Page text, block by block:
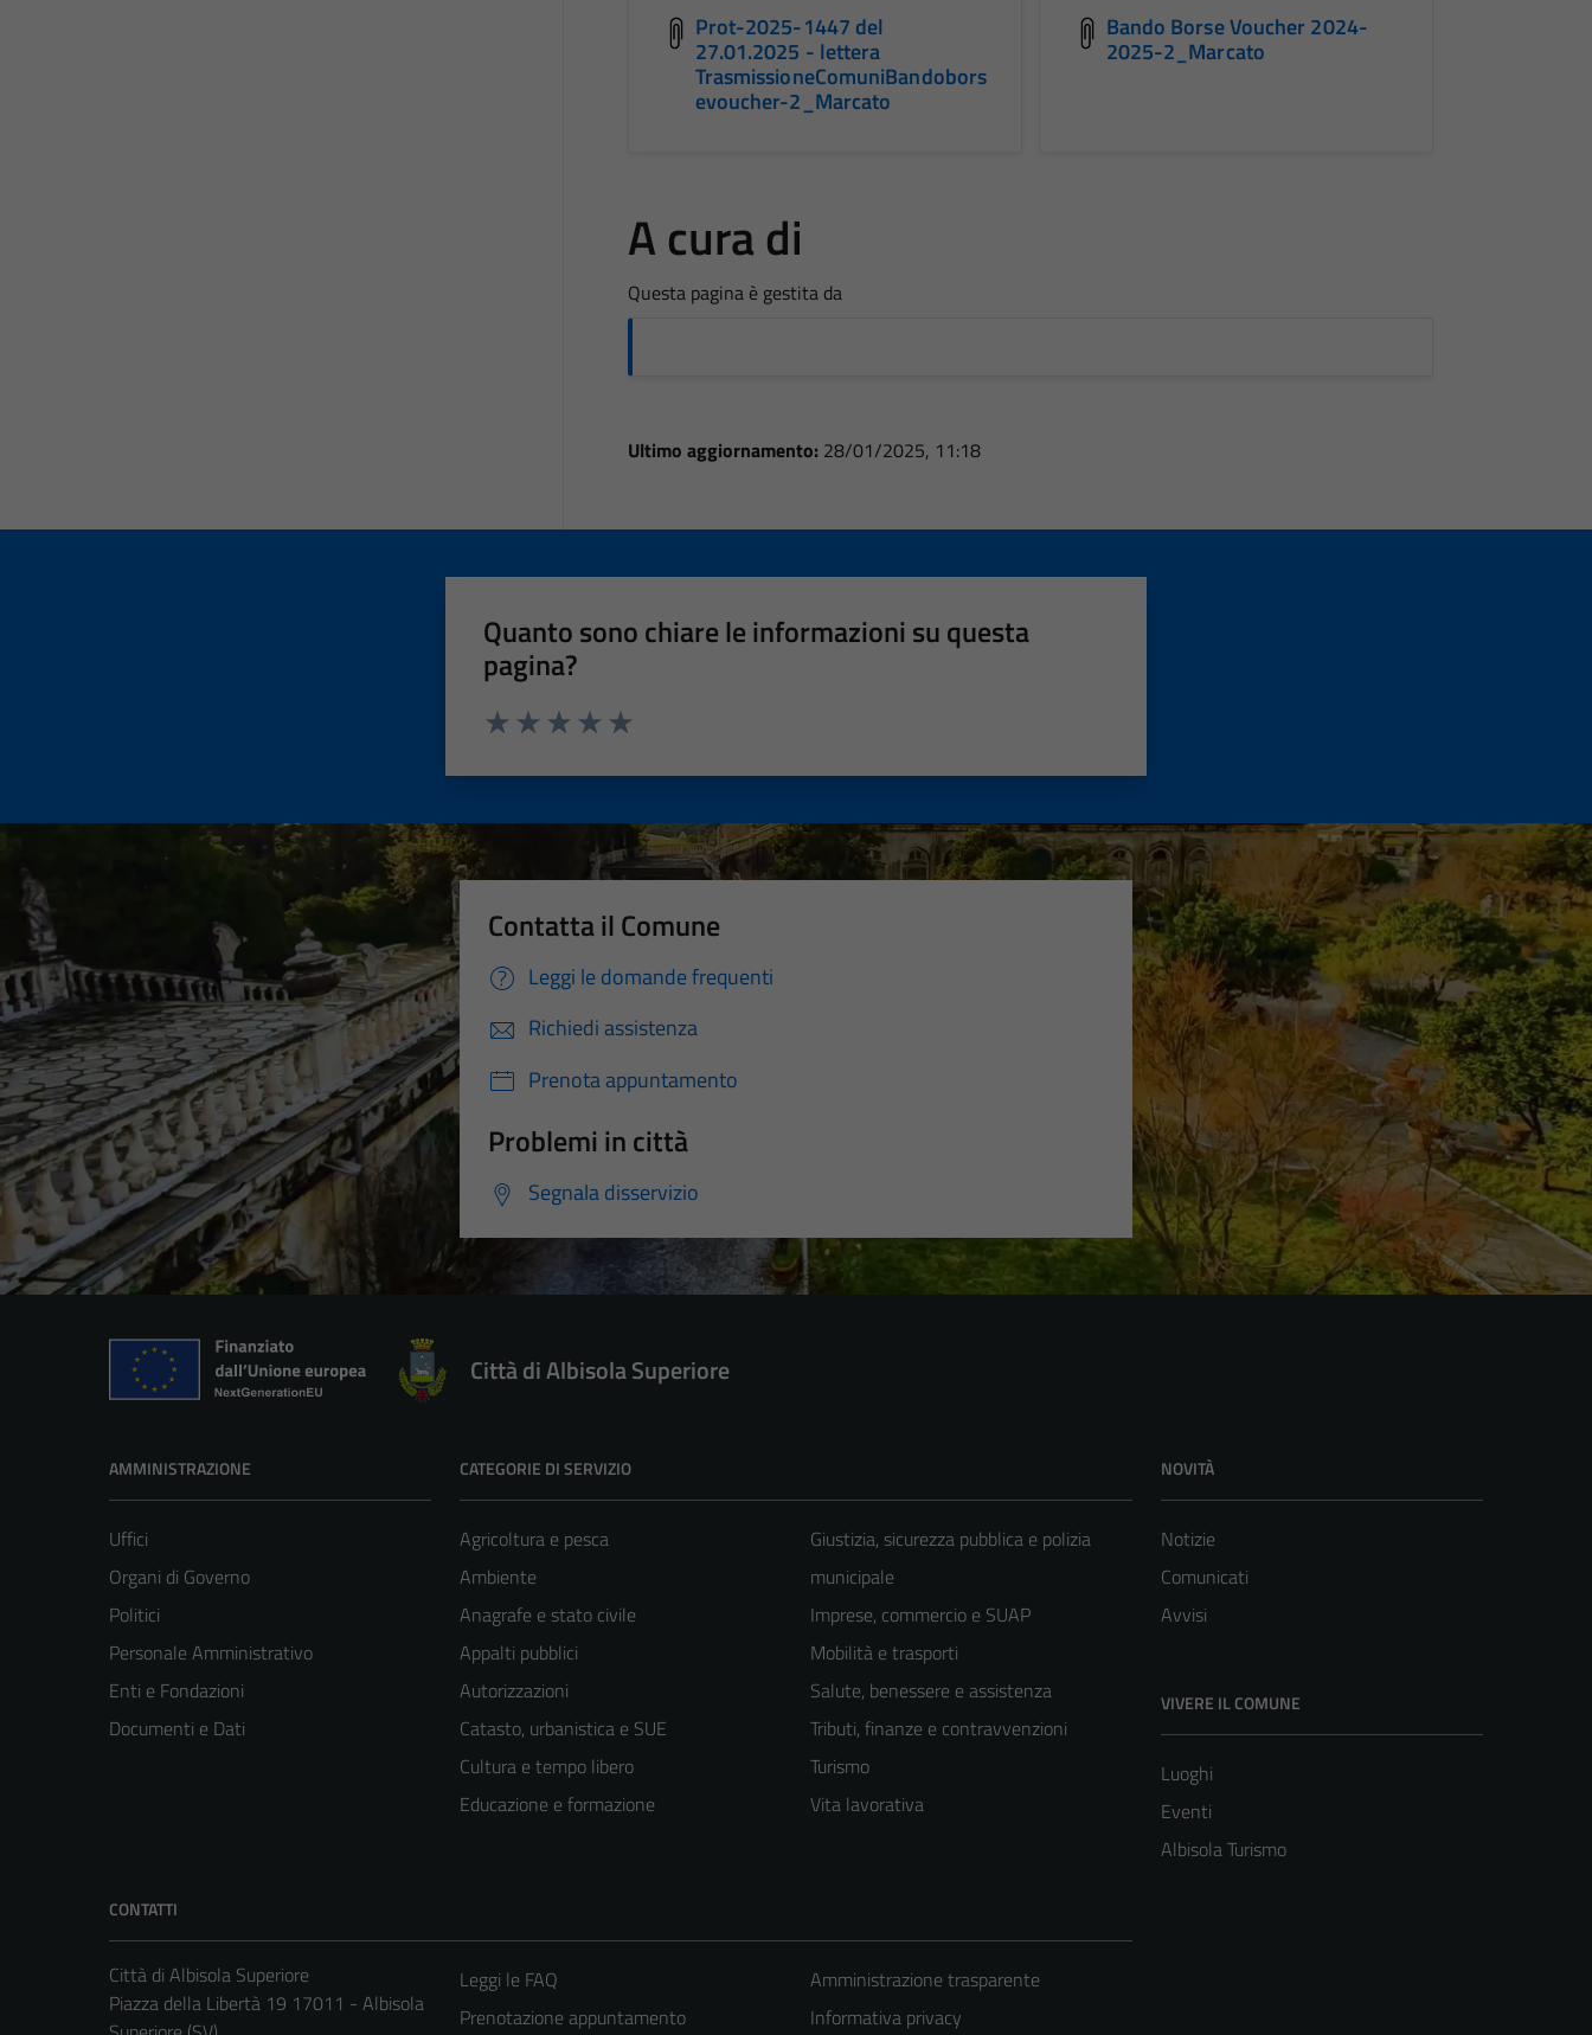
Prot-2025-1447 del
27.01.2025 - lettera
TrasmissioneComuniBandobors
evoucher-2_Marcato
Bando Borse Voucher 2024-
2025-2_Marcato
A cura di
Questa pagina è gestita da
Ultimo aggiornamento: 28/01/2025, 11:18
Quanto sono chiare le informazioni su questa
pagina?
Contatta il Comune
Leggi le domande frequenti
Richiedi assistenza
Prenota appuntamento
Problemi in città
Segnala disservizio
Città di Albisola Superiore
AMMINISTRAZIONE
Uffici
Organi di Governo
Politici
Personale Amministrativo
Enti e Fondazioni
Documenti e Dati
CATEGORIE DI SERVIZIO
Agricoltura e pesca
Ambiente
Anagrafe e stato civile
Appalti pubblici
Autorizzazioni
Catasto, urbanistica e SUE
Cultura e tempo libero
Educazione e formazione
Giustizia, sicurezza pubblica e polizia
municipale
Imprese, commercio e SUAP
Mobilità e trasporti
Salute, benessere e assistenza
Tributi, finanze e contravvenzioni
Turismo
Vita lavorativa
NOVITÀ
Notizie
Comunicati
Avvisi
VIVERE IL COMUNE
Luoghi
Eventi
Albisola Turismo
CONTATTI
Città di Albisola Superiore
Piazza della Libertà 19 17011 - Albisola
Leggi le FAQ
Prenotazione appuntamento
Amministrazione trasparente
Informativa privacy